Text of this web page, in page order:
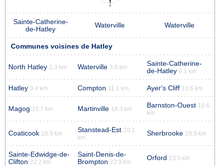
Sainte-Catherine-
de-Hatley
Waterville Waterville
Communes voisines de Hatley
North Hatley 2.3 km Waterville 3.9 km
Sainte-Catherine-
de-Hatley 8.1 km
Hatley 9.4 km Compton 11.1 km Ayer's Cliff 13.6 km
Magog 15.7 km Martinville 18.3 km Barnston-Ouest 18.6
km
Coaticook 18.9 km Stanstead-Est 20.1
km
Sherbrooke 20.9 km
Sainte-Edwidge-de-
Clifton 22.2 km
Saint-Denis-de-
Brompton 22.9 km
Orford 23.5 km